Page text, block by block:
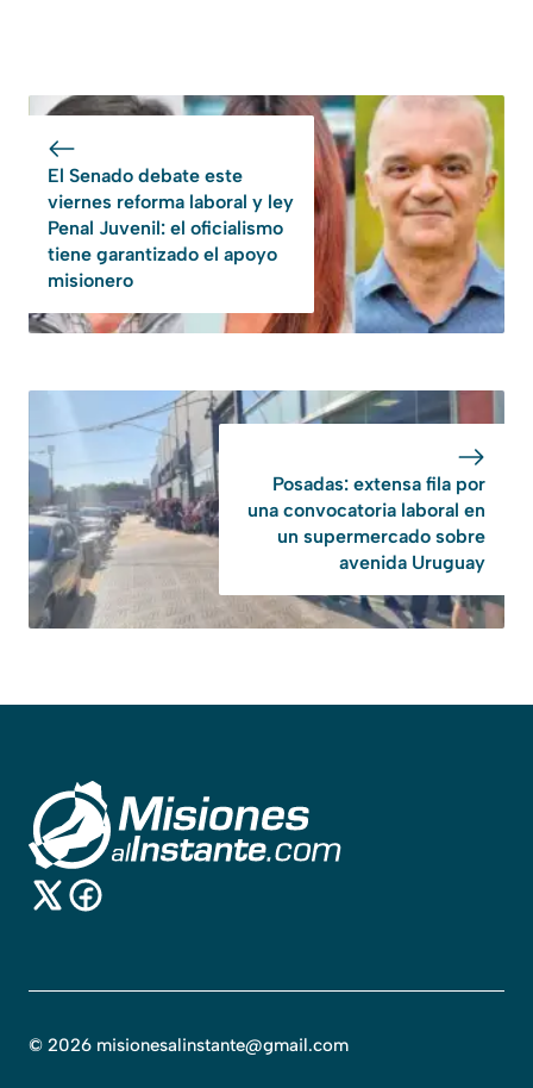
El Senado debate este
viernes reforma laboral y ley
Penal Juvenil: el oficialismo
tiene garantizado el apoyo
misionero
Posadas: extensa fila por
una convocatoria laboral en
un supermercado sobre
avenida Uruguay
© 2026 misionesalinstante@gmail.com